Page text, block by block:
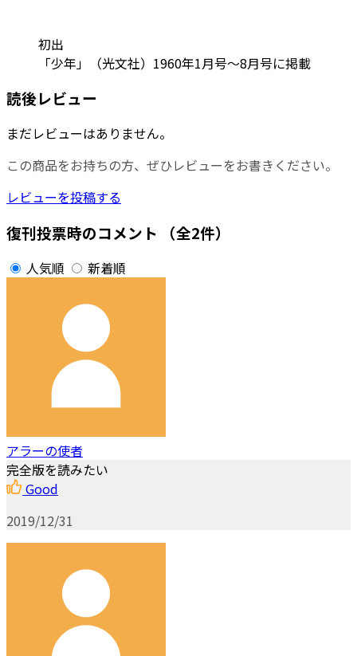
初出
「少年」（光文社）1960年1月号～8月号に掲載
読後レビュー
まだレビューはありません。
この商品をお持ちの方、ぜひレビューをお書きください。
レビューを投稿する
復刊投票時のコメント （全2件）
人気順 新着順
アラーの使者
完全版を読みたい
Good
2019/12/31